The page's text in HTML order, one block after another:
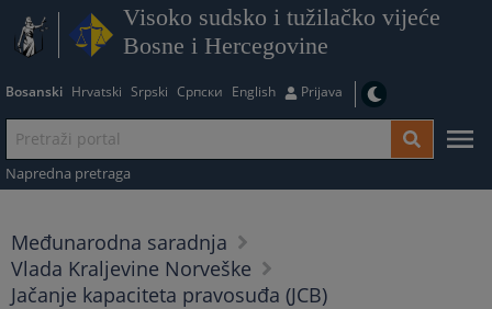
Visoko sudsko i tužilačko vijeće
Bosne i Hercegovine
Bosanski Hrvatski Srpski Српски English Prijava
Napredna pretraga
Međunarodna saradnja
Vlada Kraljevine Norveške
Jačanje kapaciteta pravosuđa (JCB)